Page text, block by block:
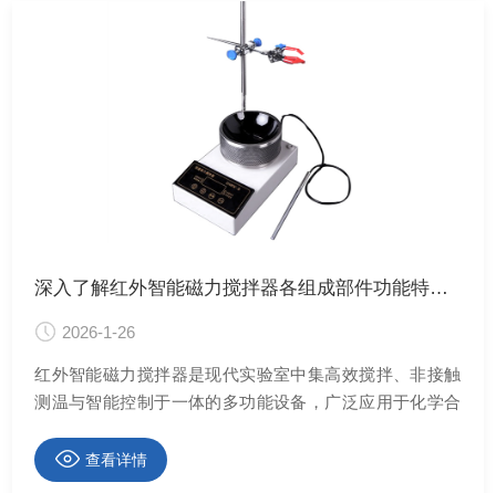
深入了解红外智能磁力搅拌器各组成部件功能特点是充分发挥其优势的关键
2026-1-26
红外智能磁力搅拌器是现代实验室中集高效搅拌、非接触
测温与智能控制于一体的多功能设备，广泛应用于化学合
查看详情